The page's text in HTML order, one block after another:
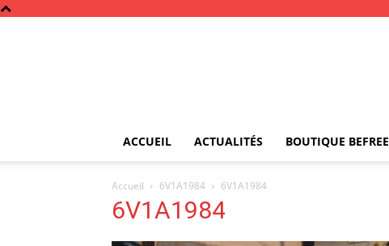
ACCUEIL ACTUALITÉS BOUTIQUE BEFREE
Accueil 6V1A1984 6V1A1984
6V1A1984